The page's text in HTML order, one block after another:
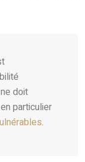
doit
particulier
.